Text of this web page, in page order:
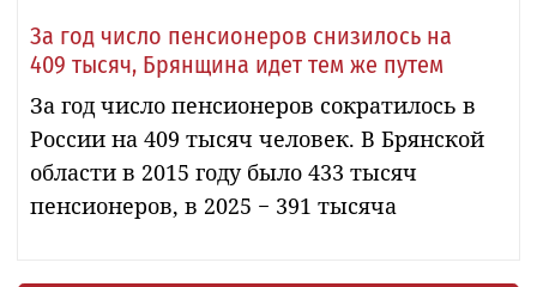
За год число пенсионеров снизилось на
409 тысяч, Брянщина идет тем же путем
За год число пенсионеров сократилось в
России на 409 тысяч человек. В Брянской
области в 2015 году было 433 тысяч
пенсионеров, в 2025 − 391 тысяча